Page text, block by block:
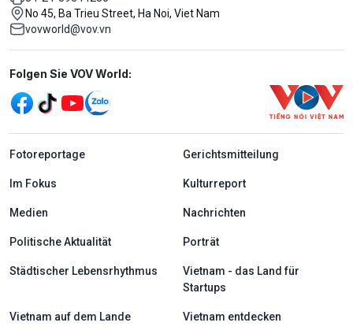
No 45, Ba Trieu Street, Ha Noi, Viet Nam
vovworld@vov.vn
Mạng xã hội
Folgen Sie VOV World:
menu footer tiếng Đức
Fotoreportage Gerichtsmitteilung
Im Fokus Kulturreport
Medien Nachrichten
Politische Aktualität Porträt
Städtischer Lebensrhythmus
Vietnam - das Land für
Startups
Vietnam auf dem Lande Vietnam entdecken